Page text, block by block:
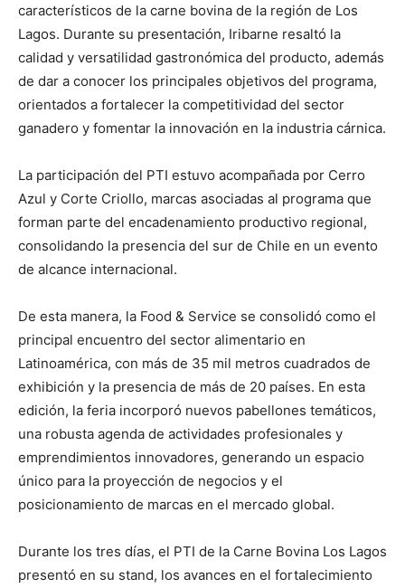
característicos de la carne bovina de la región de Los
Lagos. Durante su presentación, Iribarne resaltó la
calidad y versatilidad gastronómica del producto, además
de dar a conocer los principales objetivos del programa,
orientados a fortalecer la competitividad del sector
ganadero y fomentar la innovación en la industria cárnica.
La participación del PTI estuvo acompañada por Cerro
Azul y Corte Criollo, marcas asociadas al programa que
forman parte del encadenamiento productivo regional,
consolidando la presencia del sur de Chile en un evento
de alcance internacional.
De esta manera, la Food & Service se consolidó como el
principal encuentro del sector alimentario en
Latinoamérica, con más de 35 mil metros cuadrados de
exhibición y la presencia de más de 20 países. En esta
edición, la feria incorporó nuevos pabellones temáticos,
una robusta agenda de actividades profesionales y
emprendimientos innovadores, generando un espacio
único para la proyección de negocios y el
posicionamiento de marcas en el mercado global.
Durante los tres días, el PTI de la Carne Bovina Los Lagos
presentó en su stand, los avances en el fortalecimiento